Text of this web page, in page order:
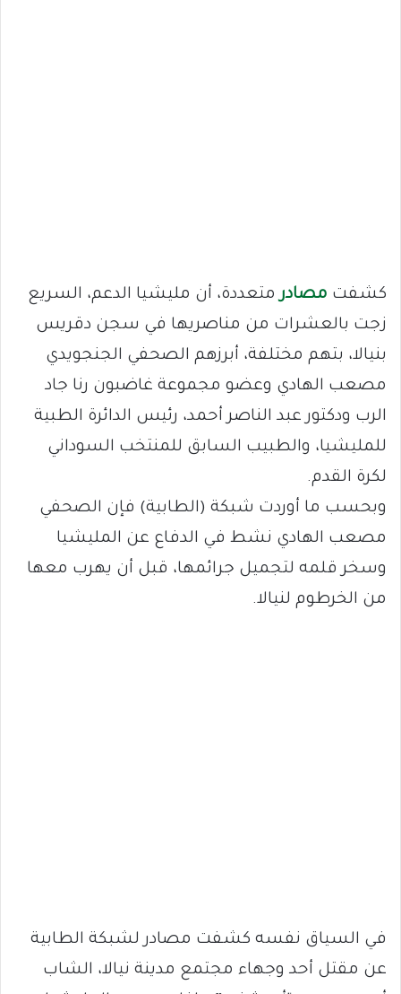
كشفت مصادرمتعددة، أن مليشيا الدعم، السريع
زجت بالعشرات من مناصريها في سجن دقريس
بنيالا، بتهم مختلفة، أبرزهم الصحفي الجنجويدي
مصعب الهادي وعضو مجموعة غاضبون رنا جاد
الرب ودكتور عبد الناصر أحمد، رئيس الدائرة الطبية
للمليشيا، والطبيب السابق للمنتخب السوداني
لكرة القدم.
وبحسب ما أوردت شبكة (الطابية) فإن الصحفي
مصعب الهادي نشط في الدفاع عن المليشيا
وسخر قلمه لتجميل جرائمها، قبل أن يهرب معها
من الخرطوم لنيالا.
في السياق نفسه كشفت مصادر لشبكة الطابية
عن مقتل أحد وجهاء مجتمع مدينة نيالا، الشاب